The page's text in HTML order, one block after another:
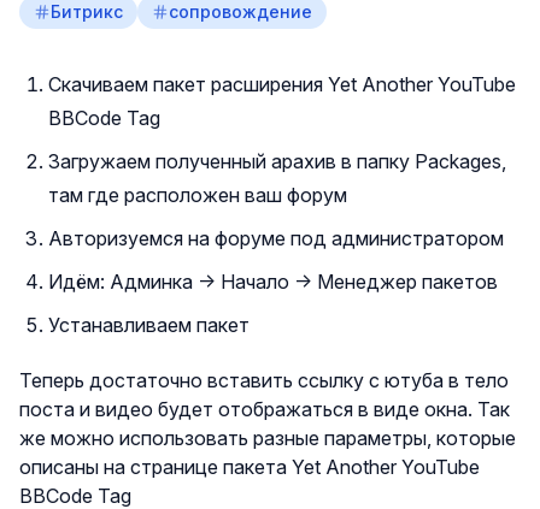
Битрикс сопровождение
Скачиваем пакет расширения Yet Another YouTube
BBCode Tag
Загружаем полученный арахив в папку Packages,
там где расположен ваш форум
Авторизуемся на форуме под администратором
Идём: Админка → Начало → Менеджер пакетов
Устанавливаем пакет
Теперь достаточно вставить ссылку с ютуба в тело
поста и видео будет отображаться в виде окна. Так
же можно использовать разные параметры, которые
описаны на странице пакета Yet Another YouTube
BBCode Tag